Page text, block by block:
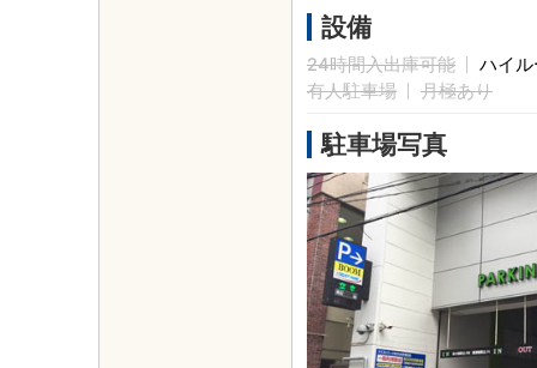
設備
24時間入出庫可能
ハイ
有人駐車場
月極あり
駐車場写真